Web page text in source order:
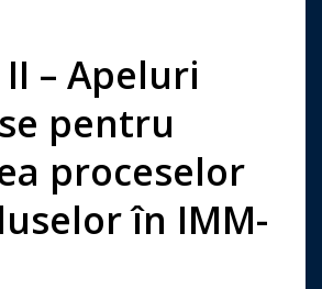
II – Apeluri
pentru
proceselor
în IMM-